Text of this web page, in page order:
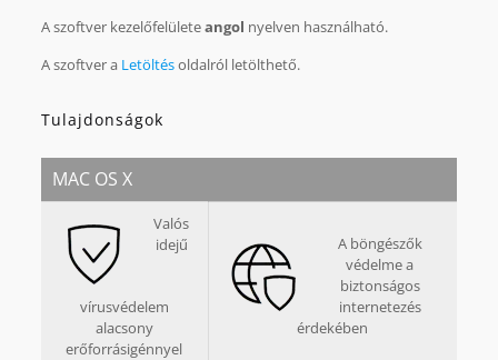
A szoftver kezelőfelületeangol nyelven használható.
A szoftver a Letöltésoldalról letölthető.
Tulajdonságok
MAC OS X
Valós
idejű
vírusvédelem
alacsony
erőforrásigénnyel
A böngészők
védelme a
biztonságos
internetezés
érdekében